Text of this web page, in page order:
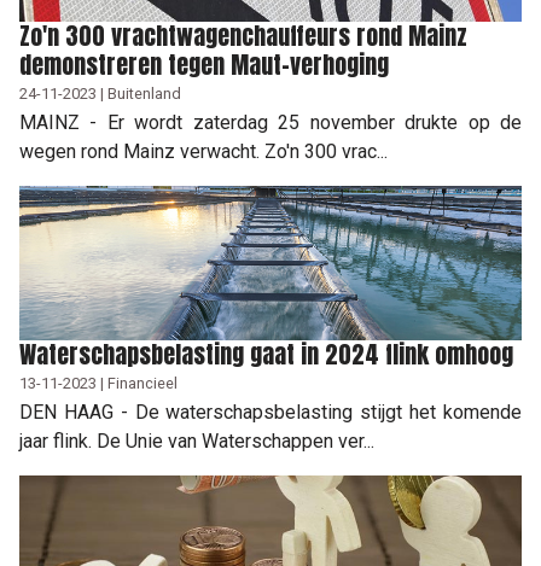
Zo'n 300 vrachtwagenchauffeurs rond Mainz
demonstreren tegen Maut-verhoging
24-11-2023 | Buitenland
MAINZ - Er wordt zaterdag 25 november drukte op de
wegen rond Mainz verwacht. Zo'n 300 vrac...
Waterschapsbelasting gaat in 2024 flink omhoog
13-11-2023 | Financieel
DEN HAAG - De waterschapsbelasting stijgt het komende
jaar flink. De Unie van Waterschappen ver...